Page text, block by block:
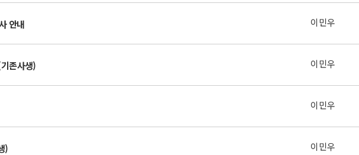
안내 이민우
존사생) 이민우
이민우
) 이민우